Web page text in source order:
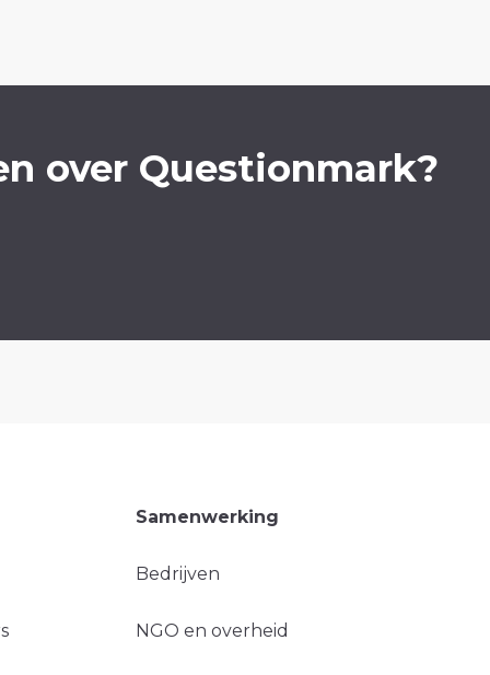
over Questionmark?
Samenwerking
Bedrijven
NGO en overheid